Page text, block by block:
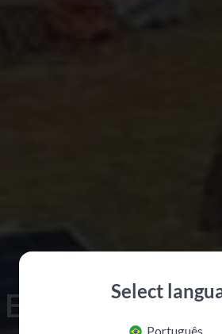
Select
Português
Especialistas